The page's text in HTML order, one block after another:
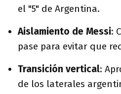
el "5" de Argentina.
Aislamiento de Messi:
pase para evitar que
Transición vertical:
de los laterales